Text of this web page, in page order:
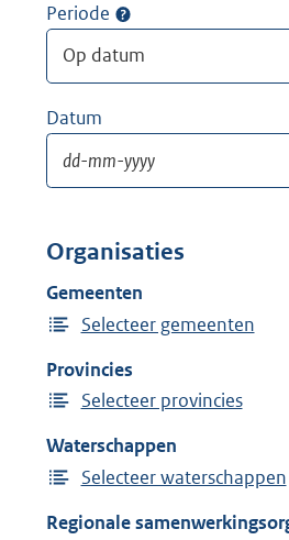
Periode
Datum
Organisaties
Gemeenten
Selecteer gemeenten
Provincies
Selecteer provincies
Waterschappen
Selecteer waterschappen
Regionale